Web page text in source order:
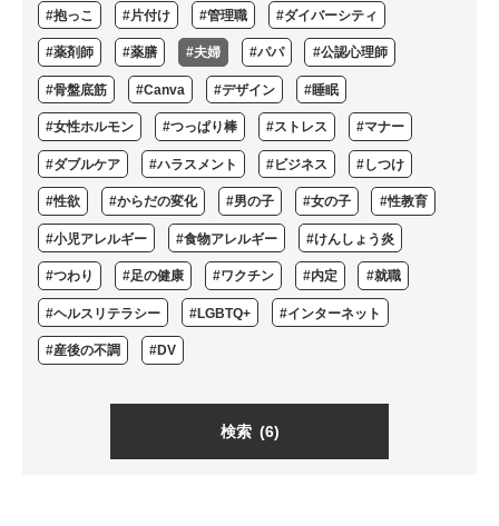
#抱っこ #片付け #管理職 #ダイバーシティ
#薬剤師 #薬膳 #夫婦 #パパ #公認心理師
#骨盤底筋 #Canva #デザイン #睡眠
#女性ホルモン #つっぱり棒 #ストレス #マナー
#ダブルケア #ハラスメント #ビジネス #しつけ
#性欲 #からだの変化 #男の子 #女の子 #性教育
#小児アレルギー #食物アレルギー #けんしょう炎
#つわり #足の健康 #ワクチン #内定 #就職
#ヘルスリテラシー #LGBTQ+ #インターネット
#産後の不調 #DV
検索 (6)